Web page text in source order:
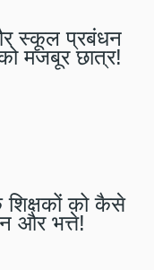
और स्कूल प्रबंधन
मजबूर छात्र!
को कैसे
और भत्ते!